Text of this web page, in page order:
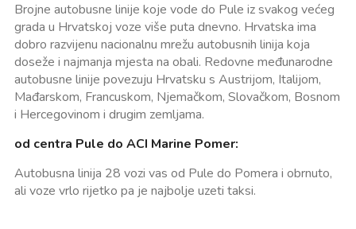
Brojne autobusne linije koje vode do Pule iz svakog većeg
grada u Hrvatskoj voze više puta dnevno. Hrvatska ima
dobro razvijenu nacionalnu mrežu autobusnih linija koja
doseže i najmanja mjesta na obali. Redovne međunarodne
autobusne linije povezuju Hrvatsku s Austrijom, Italijom,
Mađarskom, Francuskom, Njemačkom, Slovačkom, Bosnom
i Hercegovinom i drugim zemljama.
od centra Pule do ACI Marine Pomer:
Autobusna linija 28 vozi vas od Pule do Pomera i obrnuto,
ali voze vrlo rijetko pa je najbolje uzeti taksi.